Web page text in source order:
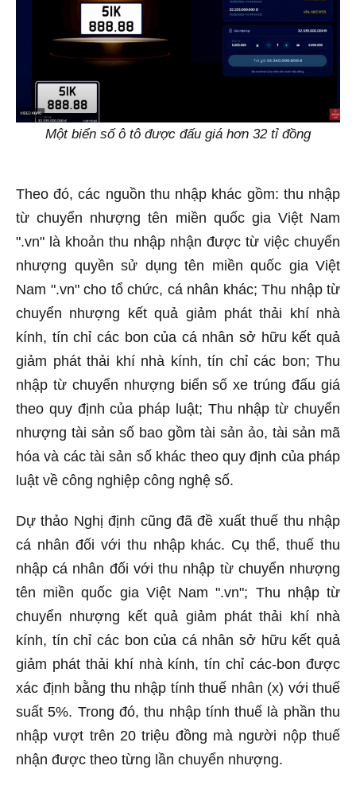
Một biển số ô tô được đấu giá hơn 32 tỉ đồng
Theo đó, các nguồn thu nhập khác gồm: thu nhập
từ chuyển nhượng tên miền quốc gia Việt Nam
".vn" là khoản thu nhập nhận được từ việc chuyển
nhượng quyền sử dụng tên miền quốc gia Việt
Nam ".vn" cho tổ chức, cá nhân khác; Thu nhập từ
chuyển nhượng kết quả giảm phát thải khí nhà
kính, tín chỉ các bon của cá nhân sở hữu kết quả
giảm phát thải khí nhà kính, tín chỉ các bon; Thu
nhập từ chuyển nhượng biển số xe trúng đấu giá
theo quy định của pháp luật; Thu nhập từ chuyển
nhượng tài sản số bao gồm tài sản ảo, tài sản mã
hóa và các tài sản số khác theo quy định của pháp
luật về công nghiệp công nghệ số.
Dự thảo Nghị định cũng đã đề xuất thuế thu nhập
cá nhân đối với thu nhập khác. Cụ thể, thuế thu
nhập cá nhân đối với thu nhập từ chuyển nhượng
tên miền quốc gia Việt Nam ".vn"; Thu nhập từ
chuyển nhượng kết quả giảm phát thải khí nhà
kính, tín chỉ các bon của cá nhân sở hữu kết quả
giảm phát thải khí nhà kính, tín chỉ các-bon được
xác định bằng thu nhập tính thuế nhân (x) với thuế
suất 5%. Trong đó, thu nhập tính thuế là phần thu
nhập vượt trên 20 triệu đồng mà người nộp thuế
nhận được theo từng lần chuyển nhượng.